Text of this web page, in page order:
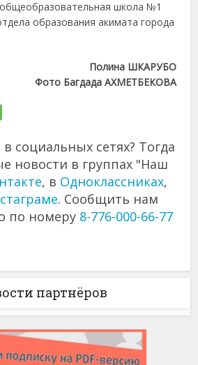
школа №1
образования акимата города
Полина ШКАРУБО
Фото Багдада АХМЕТБЕКОВА
социальных сетях? Тогда
новости в группах "Наш
, в Одноклассниках,
. Сообщить нам
по номеру 8-776-000-66-77
партнёров